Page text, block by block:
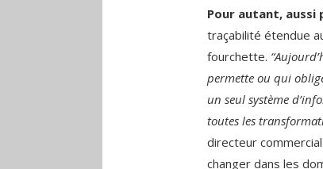
Pour autant,
traçabilité étendue
fourchette.
permette ou qui
un seul système
toutes les
directeur
changer dans les